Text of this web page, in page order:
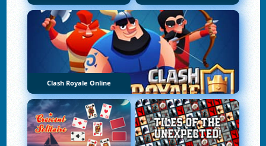
Clash Royale Online